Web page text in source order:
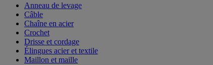
Anneau de levage
Câble
Chaîne en acier
Crochet
Drisse et cordage
Élingues acier et textile
Maillon et maille